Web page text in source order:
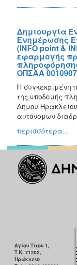
ΕΣΠΑ
2020
Αγροτική
Ανάπτυξη
Interreg
Europe
Interreg
Ελλάδα-
Κύπρος
Innovative
Actions
URBACT
III
URBACT
ΕΣΠΑ
Δημιουργία
Ενημέρωσης
(INFO point &
εφαρμογής
ΟΠΣΑΑ
Η συγκεκριμένη
της υποδομής
Δήμου
αυτόνομων
περισσότερα...
Αγίου Τίτου 1,
Τ.Κ. 71202,
Ηράκλειο